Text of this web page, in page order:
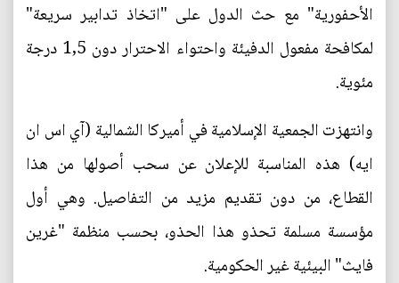
الأحفورية" مع حث الدول على "اتخاذ تدابير سريعة"
لمكافحة مفعول الدفيئة واحتواء الاحترار دون 1,5 درجة
مئوية.
وانتهزت الجمعية الإسلامية في أميركا الشمالية (آي اس ان
ايه) هذه المناسبة للإعلان عن سحب أصولها من هذا
القطاع، من دون تقديم مزيد من التفاصيل. وهي أول
مؤسسة مسلمة تحذو هذا الحذو، بحسب منظمة "غرين
فايث" البيئية غير الحكومية.